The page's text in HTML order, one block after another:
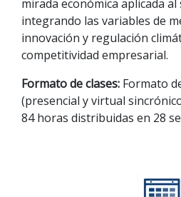
mirada económica aplicada
integrando las variables de
innovación y regulación
competitividad empresarial.
Formato de clases: Formato
(presencial y virtual
84 horas distribuidas en 28